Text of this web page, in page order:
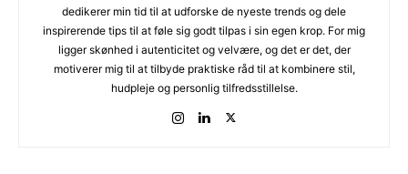
dedikerer min tid til at udforske de nyeste trends og dele
inspirerende tips til at føle sig godt tilpas i sin egen krop. For mig
ligger skønhed i autenticitet og velvære, og det er det, der
motiverer mig til at tilbyde praktiske råd til at kombinere stil,
hudpleje og personlig tilfredsstillelse.